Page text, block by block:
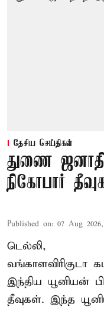
தேசிய செய்திகள்
துணை
நிகோபார்
Published on: 07 Aug
டெல்லி,
வங்காளவிரிகுடா
இந்திய யூனியன்
தீவுகள். இந்த